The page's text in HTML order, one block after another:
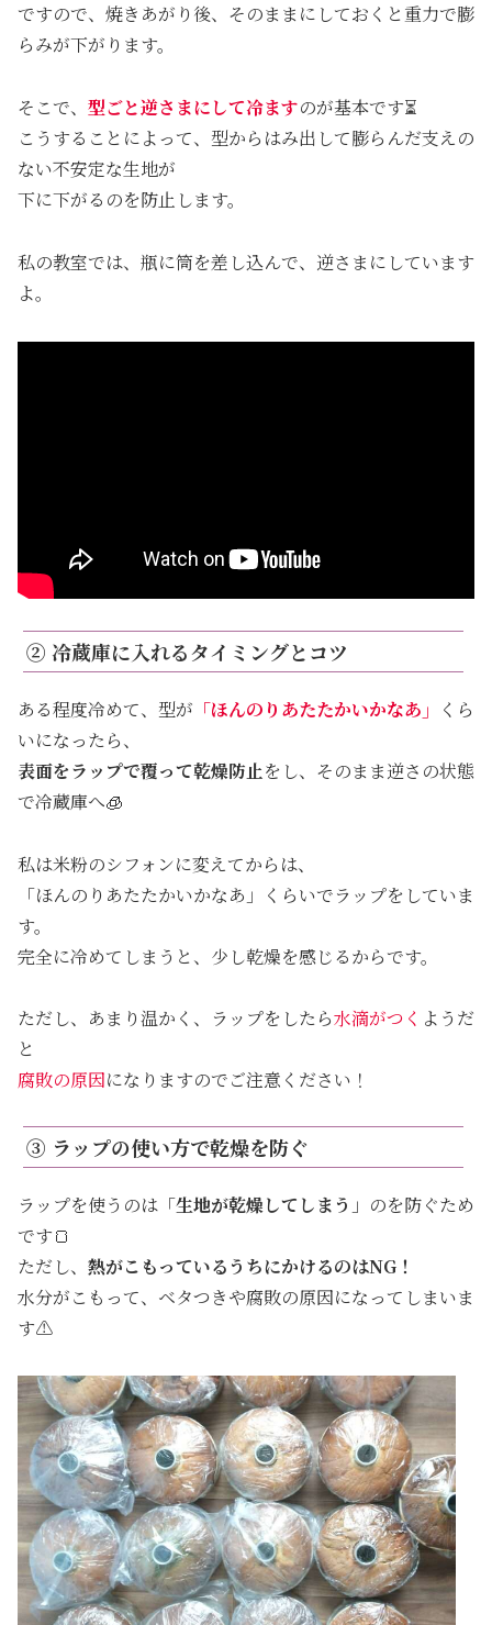
ですので、焼きあがり後、そのままにしておくと重力で膨
らみが下がります。
そこで、 型ごと逆さまにして冷ますのが基本です⏳
こうすることによって、型からはみ出して膨らんだ支えの
ない不安定な生地が
下に下がるのを防止します。
私の教室では、瓶に筒を差し込んで、逆さまにしています
よ。
② 冷蔵庫に入れるタイミングとコツ
ある程度冷めて、型が 「ほんのりあたたかいかなあ 」
くら
いになったら、
表面をラップで覆って乾燥防止をし、そのまま逆さの状態
で冷蔵庫へ🧊
私は米粉のシフォンに変えてからは、
「ほんのりあたたかいかなあ」くらいでラップをしていま
す。
完全に冷めてしまうと、少し乾燥を感じるからです。
ただし、あまり温かく、ラップをしたら水滴がつく ようだ
と
腐敗の原因になりますのでご注意ください！
③ ラップの使い方で乾燥を防ぐ
ラップを使うのは「生地が乾燥してしまう 」のを防ぐため
です🍞
ただし、 熱がこもっているうちにかけるのはNG！
水分がこもって、ベタつきや腐敗の原因になってしまいま
す⚠️